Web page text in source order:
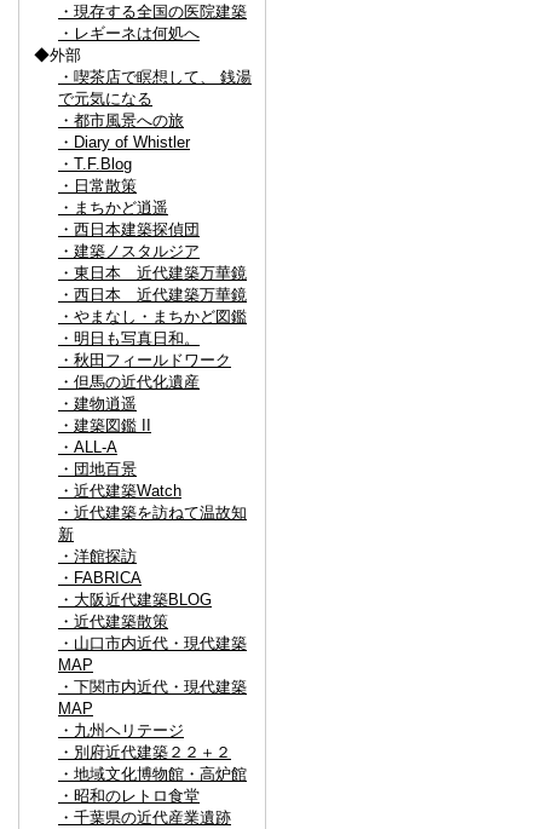
・現存する全国の医院建築
・レギーネは何処へ
◆外部
・喫茶店で瞑想して、 銭湯
で元気になる
・都市風景への旅
・Diary of Whistler
・T.F.Blog
・日常散策
・まちかど逍遥
・西日本建築探偵団
・建築ノスタルジア
・東日本 近代建築万華鏡
・西日本 近代建築万華鏡
・やまなし・まちかど図鑑
・明日も写真日和。
・秋田フィールドワーク
・但馬の近代化遺産
・建物逍遥
・建築図鑑 II
・ALL-A
・団地百景
・近代建築Watch
・近代建築を訪ねて温故知
新
・洋館探訪
・FABRICA
・大阪近代建築BLOG
・近代建築散策
・山口市内近代・現代建築
MAP
・下関市内近代・現代建築
MAP
・九州ヘリテージ
・別府近代建築２２＋２
・地域文化博物館・高炉館
・昭和のレトロ食堂
・千葉県の近代産業遺跡